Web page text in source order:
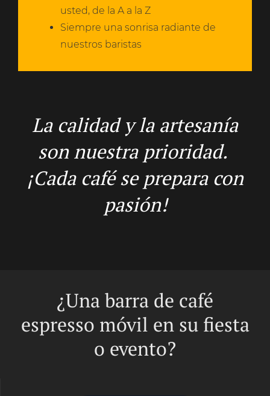
usted, de la A a la Z
Siempre una sonrisa radiante de
nuestros baristas
La calidad y la artesanía
son nuestra prioridad.
¡Cada café se prepara con
pasión!
¿Una barra de café
espresso móvil en su fiesta
o evento?